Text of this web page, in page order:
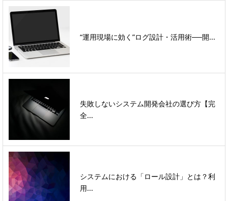
“運用現場に効く”ログ設計・活用術──開...
失敗しないシステム開発会社の選び方【完
全...
システムにおける「ロール設計」とは？利
用...